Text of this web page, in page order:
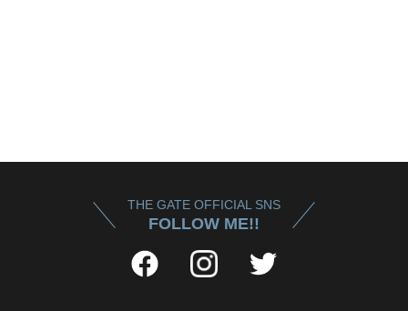
THE GATE OFFICIAL SNS
FOLLOW ME!!